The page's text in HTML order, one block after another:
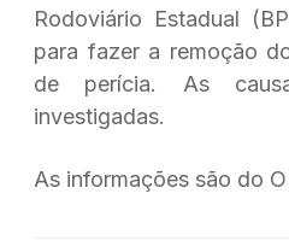
Rodoviário Estadual
para fazer a remoção
de perícia. As
investigadas.
As informações são do